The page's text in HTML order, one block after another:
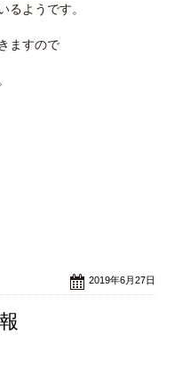
るようです。
ますので
2019年6月27日